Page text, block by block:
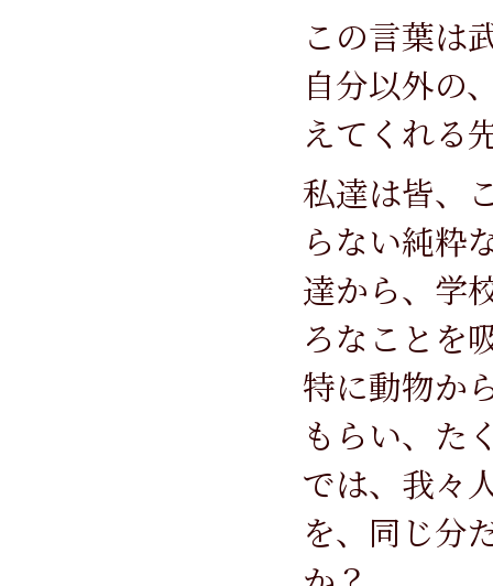
この言葉は
自分以外の
えてくれる
私達は皆、
らない純粋
達から、学
ろなことを
特に動物か
もらい、た
では、我々
を、同じ分